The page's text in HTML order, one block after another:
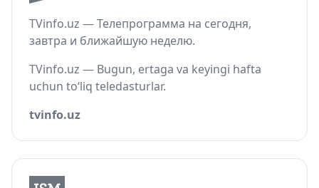
TVinfo.uz — Телепрограмма на сегодня,
завтра и ближайшую неделю.
TVinfo.uz — Bugun, ertaga va keyingi hafta
uchun to‘liq teledasturlar.
tvinfo.uz